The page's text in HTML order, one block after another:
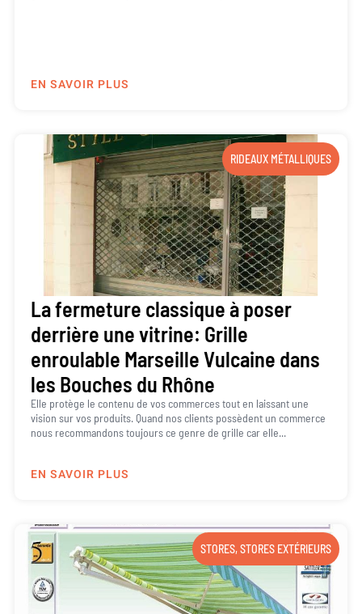
EN SAVOIR PLUS
RIDEAUX MÉTALLIQUES
La fermeture classique à poser
derrière une vitrine: Grille
enroulable Marseille Vulcaine dans
les Bouches du Rhône
Elle protège le contenu de vos commerces tout en laissant une
vision sur vos produits. Quand nos clients possèdent un commerce
nous recommandons toujours ce genre de grille car elle...
EN SAVOIR PLUS
STORES,STORES EXTÉRIEURS